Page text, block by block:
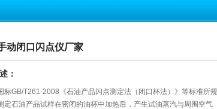
动闭口闪点仪厂家
：
标GB/T261-2008《石油产品闪点测定法（闭口杯法）》等标准所规
定石油产品试样在密闭的油杯中加热后，产生试油蒸汽与周围空气